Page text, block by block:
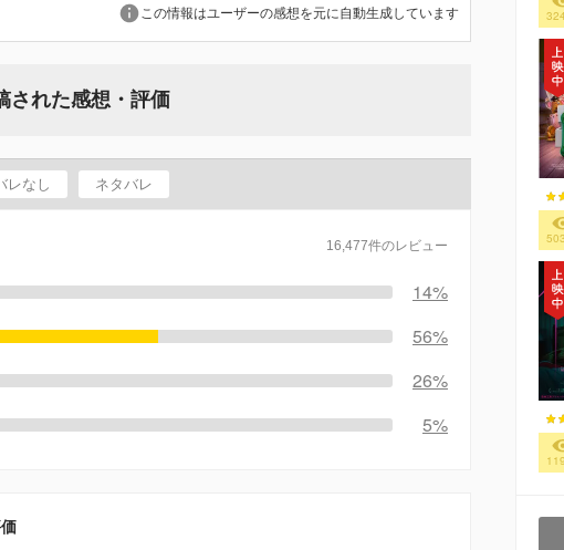
この情報はユーザーの感想を元に自動生成しています
された感想・評価
レなし ネタバレ
16,477件のレビュー
14%
56%
26%
5%